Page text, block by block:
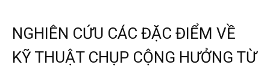
NGHIÊN CỨU CÁC ĐẶC ĐIỂM VỀ
KỸ THUẬT CHỤP CỘNG HƯỞNG TỪ